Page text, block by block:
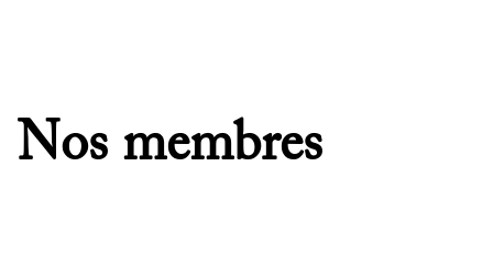
Nos membres